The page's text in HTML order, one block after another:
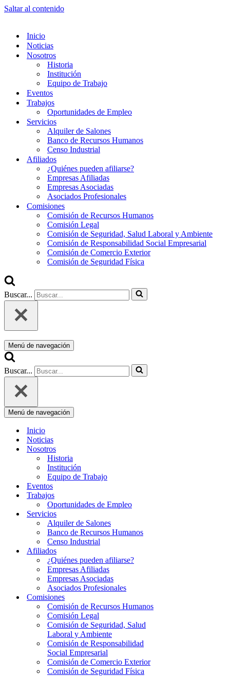
Saltar al contenido
Inicio
Noticias
Nosotros
Historia
Institución
Equipo de Trabajo
Eventos
Trabajos
Oportunidades de Empleo
Servicios
Alquiler de Salones
Banco de Recursos Humanos
Censo Industrial
Afiliados
¿Quiénes pueden afiliarse?
Empresas Afiliadas
Empresas Asociadas
Asociados Profesionales
Comisiones
Comisión de Recursos Humanos
Comisión Legal
Comisión de Seguridad, Salud Laboral y Ambiente
Comisión de Responsabilidad Social Empresarial
Comisión de Comercio Exterior
Comisión de Seguridad Física
Buscar...
Menú de navegación
Buscar...
Menú de navegación
Inicio
Noticias
Nosotros
Historia
Institución
Equipo de Trabajo
Eventos
Trabajos
Oportunidades de Empleo
Servicios
Alquiler de Salones
Banco de Recursos Humanos
Censo Industrial
Afiliados
¿Quiénes pueden afiliarse?
Empresas Afiliadas
Empresas Asociadas
Asociados Profesionales
Comisiones
Comisión de Recursos Humanos
Comisión Legal
Comisión de Seguridad, Salud
Laboral y Ambiente
Comisión de Responsabilidad
Social Empresarial
Comisión de Comercio Exterior
Comisión de Seguridad Física